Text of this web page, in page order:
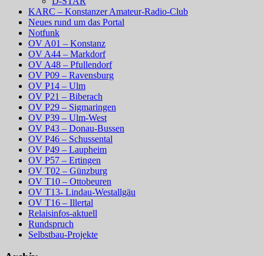
KARC – Konstanzer Amateur-Radio-Club
Neues rund um das Portal
Notfunk
OV A01 – Konstanz
OV A44 – Markdorf
OV A48 – Pfullendorf
OV P09 – Ravensburg
OV P14 – Ulm
OV P21 – Biberach
OV P29 – Sigmaringen
OV P39 – Ulm-West
OV P43 – Donau-Bussen
OV P46 – Schussental
OV P49 – Laupheim
OV P57 – Ertingen
OV T02 – Günzburg
OV T10 – Ottobeuren
OV T13- Lindau-Westallgäu
OV T16 – Illertal
Relaisinfos-aktuell
Rundspruch
Selbstbau-Projekte